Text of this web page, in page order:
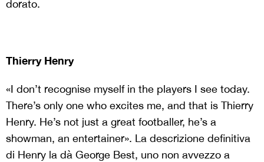
dorato.
Thierry Henry
«I don’t recognise myself in the players I see today.
There’s only one who excites me, and that is Thierry
Henry. He’s not just a great footballer, he’s a
showman, an entertainer». La descrizione definitiva
di Henry la dà George Best, uno non avvezzo a